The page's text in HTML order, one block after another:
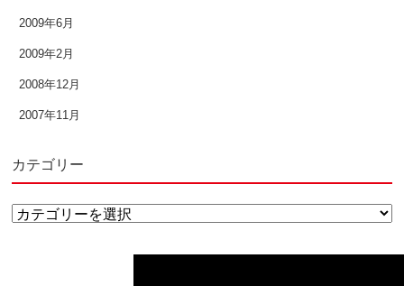
2009年6月
2009年2月
2008年12月
2007年11月
カテゴリー
カ